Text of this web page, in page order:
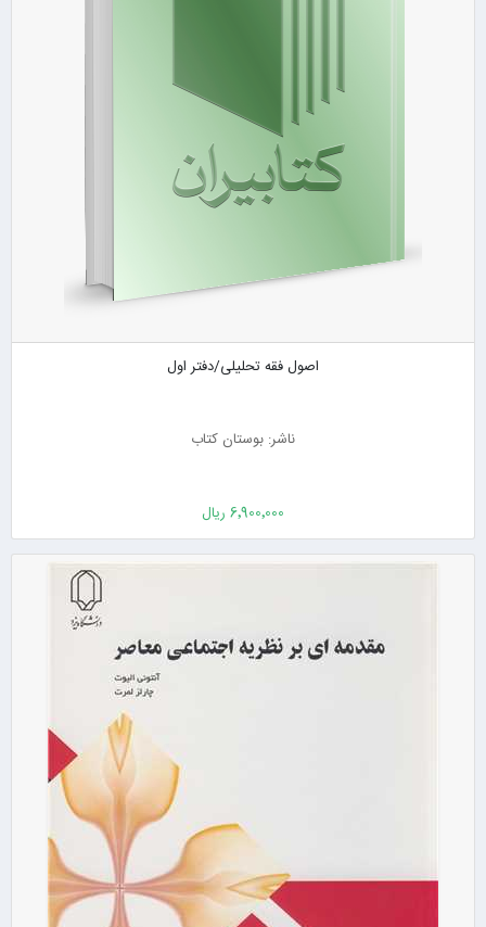
اصول فقه تحلیلی/دفتر اول
ناشر: بوستان کتاب
6٬900٬000 ریال